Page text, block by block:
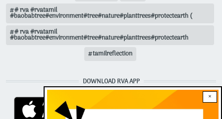
×
# rva #rvatamil
#baobabtree#environment#tree#nature#planttrees#protectearth (
# rva #rvatamil
#baobabtree#environment#tree#nature#planttrees#protectearth
tamilreflection
DOWNLOAD RVA APP